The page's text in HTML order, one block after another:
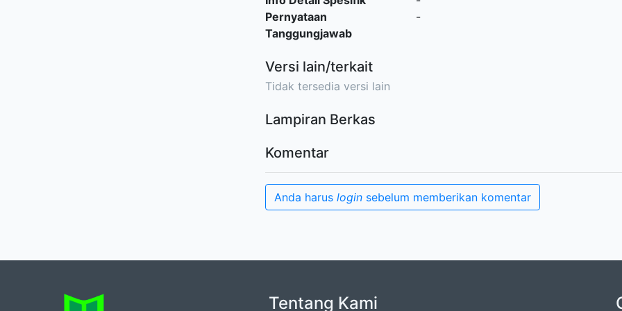
Pernyataan
Tanggungjawab
-
Versi lain/terkait
Tidak tersedia versi lain
Lampiran Berkas
Komentar
Anda harus login sebelum memberikan komentar
Tentang Kami